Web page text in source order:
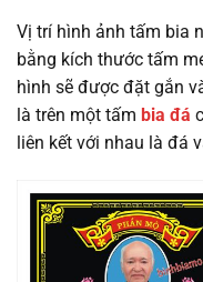
Vị trí hình ảnh tấm bia
bằng kích thước tấm
hình sẽ được đặt gắn
là trên một tấm bia đá
liên kết với nhau là đá